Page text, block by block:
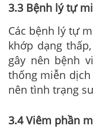
3.3 Bệnh lý tự
Các bệnh lý tự
khớp dạng
gây nên bệnh
thống miễn dịch
nên tình trạng
3.4 Viêm phần